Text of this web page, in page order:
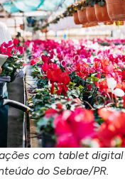
com tablet digital
do Sebrae/PR.